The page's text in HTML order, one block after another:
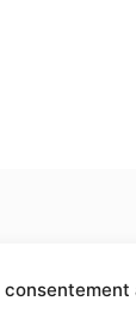
consentement